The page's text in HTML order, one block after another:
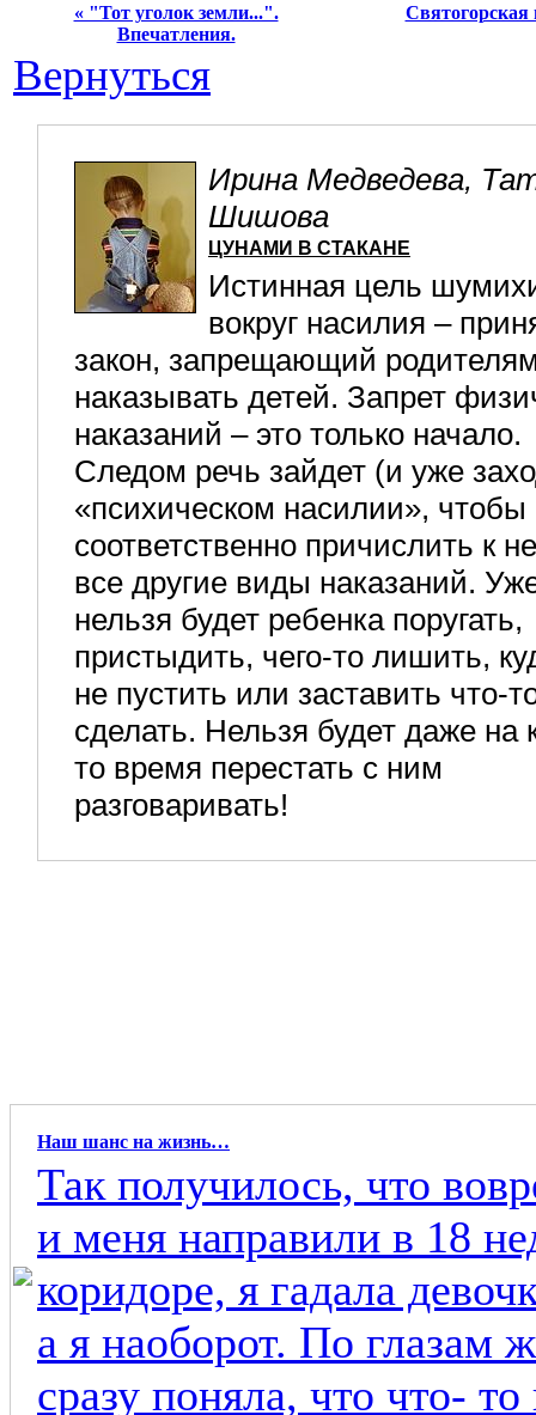
« "Тот уголок земли...".
Впечатления.
Вернуться
Ирина Медведева,
Шишова
ЦУНАМИ В СТАКАНЕ
Истинная цель
вокруг насилия –
закон, запрещающий
наказывать детей. Запрет
наказаний – это только начало.
Следом речь зайдет (и уже
«психическом насилии», чтобы
соответственно причислить к
все другие виды наказаний.
нельзя будет ребенка поругать,
пристыдить, чего-то лишить,
не пустить или заставить что-
сделать. Нельзя будет даже на
то время перестать с ним
разговаривать!
Наш шанс на жизнь…
Так получилось, что
и меня направили в 18
коридоре, я гадала
а я наоборот. По
сразу поняла, что что- то